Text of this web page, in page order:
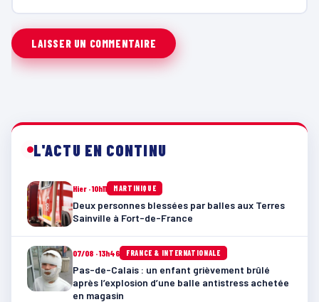
L'ACTU EN CONTINU
Hier · 10h11 MARTINIQUE
Deux personnes blessées par balles aux Terres
Sainville à Fort-de-France
07/08 · 13h46 FRANCE & INTERNATIONALE
Pas-de-Calais : un enfant grièvement brûlé
après l’explosion d’une balle antistress achetée
en magasin